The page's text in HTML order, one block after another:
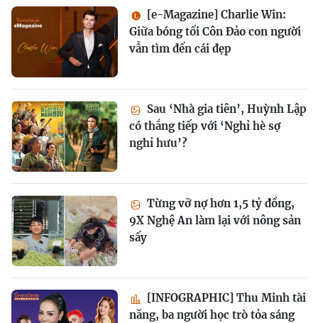
[e-Magazine] Charlie Win:
Giữa bóng tối Côn Đảo con người
vẫn tìm đến cái đẹp
Sau ‘Nhà gia tiên’, Huỳnh Lập
có thắng tiếp với ‘Nghỉ hè sợ
nghỉ hưu’?
Từng vỡ nợ hơn 1,5 tỷ đồng,
9X Nghệ An làm lại với nông sản
sấy
[INFOGRAPHIC] Thu Minh tài
năng, ba người học trò tỏa sáng